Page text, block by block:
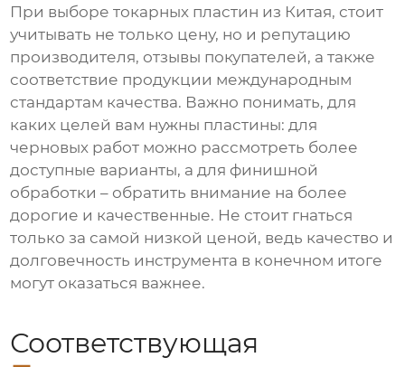
При выборе токарных пластин из Китая, стоит
учитывать не только цену, но и репутацию
производителя, отзывы покупателей, а также
соответствие продукции международным
стандартам качества. Важно понимать, для
каких целей вам нужны пластины: для
черновых работ можно рассмотреть более
доступные варианты, а для финишной
обработки – обратить внимание на более
дорогие и качественные. Не стоит гнаться
только за самой низкой ценой, ведь качество и
долговечность инструмента в конечном итоге
могут оказаться важнее.
Соответствующая